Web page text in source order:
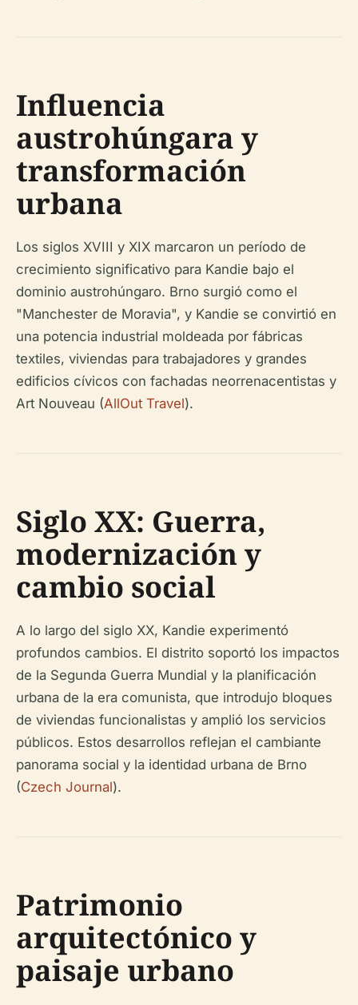
Influencia
austrohúngara y
transformación
urbana
Los siglos XVIII y XIX marcaron un período de
crecimiento significativo para Kandie bajo el
dominio austrohúngaro. Brno surgió como el
"Manchester de Moravia", y Kandie se convirtió en
una potencia industrial moldeada por fábricas
textiles, viviendas para trabajadores y grandes
edificios cívicos con fachadas neorrenacentistas y
Art Nouveau (AllOut Travel).
Siglo XX: Guerra,
modernización y
cambio social
A lo largo del siglo XX, Kandie experimentó
profundos cambios. El distrito soportó los impactos
de la Segunda Guerra Mundial y la planificación
urbana de la era comunista, que introdujo bloques
de viviendas funcionalistas y amplió los servicios
públicos. Estos desarrollos reflejan el cambiante
panorama social y la identidad urbana de Brno
(Czech Journal).
Patrimonio
arquitectónico y
paisaje urbano